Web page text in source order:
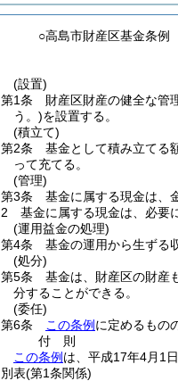
○高島市財産区基金条例
(設置)
第1条
財産区財産の健全な管
う。)を設置する。
(積立て)
第2条
基金として積み立てる
って充てる。
(管理)
第3条
基金に属する現金は、
2
基金に属する現金は、必要
(運用益金の処理)
第4条
基金の運用から生ずる
(処分)
第5条
基金は、財産区の財産
分することができる。
(委任)
第6条
この条例 に定めるもの
付 則
この条例 は、平成17年4月1
別表(第1条関係)